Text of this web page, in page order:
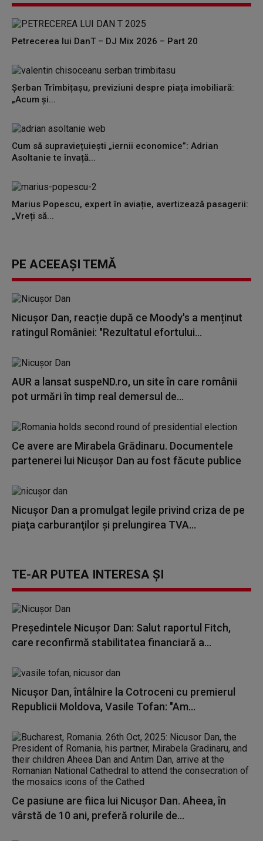
Petrecerea lui DanT – DJ Mix 2026 – Part 20
Șerban Trîmbițașu, previziuni despre piața imobiliară:
„Acum și...
Cum să supraviețuiești „iernii economice”: Adrian
Asoltanie te învață...
Marius Popescu, expert în aviație, avertizează pasagerii:
„Vreți să...
PE ACEEAȘI TEMĂ
Nicușor Dan, reacție după ce Moody's a menținut
ratingul României: "Rezultatul efortului...
AUR a lansat suspeND.ro, un site în care românii
pot urmări în timp real demersul de...
Ce avere are Mirabela Grădinaru. Documentele
partenerei lui Nicușor Dan au fost făcute publice
Nicuşor Dan a promulgat legile privind criza de pe
piaţa carburanţilor şi prelungirea TVA...
TE-AR PUTEA INTERESA ȘI
Preşedintele Nicuşor Dan: Salut raportul Fitch,
care reconfirmă stabilitatea financiară a...
Nicuşor Dan, întâlnire la Cotroceni cu premierul
Republicii Moldova, Vasile Tofan: "Am...
Ce pasiune are fiica lui Nicușor Dan. Aheea, în
vârstă de 10 ani, preferă rolurile de...